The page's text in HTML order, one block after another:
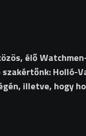
élő
Holló-
illetve, hogy